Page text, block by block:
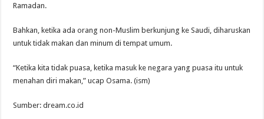
Ramadan.
Bahkan, ketika ada orang non-Muslim berkunjung ke Saudi, diharuskan
untuk tidak makan dan minum di tempat umum.
“Ketika kita tidak puasa, ketika masuk ke negara yang puasa itu untuk
menahan diri makan,” ucap Osama. (ism)
Sumber: dream.co.id